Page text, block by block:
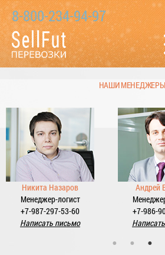
8-800-234-94-97
НАШИ МЕНЕДЖЕРЫ
Андрей Елисеев
Менеджер-логист
+7-986-905-55-05
Написать письмо
+7-